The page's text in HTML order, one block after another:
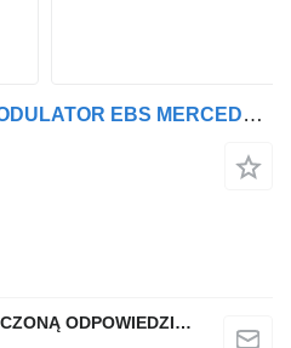
Knorr-Bremse ZAWÓR MODULATOR EBS MERCEDES ATEGO EA2000 EBS modulators paredzēts Mercedes-Benz ATEGO kravas automašīnas
QINDITO SPÓŁKA Z OGRANICZONĄ ODPOWIEDZIALNOŚCIĄ